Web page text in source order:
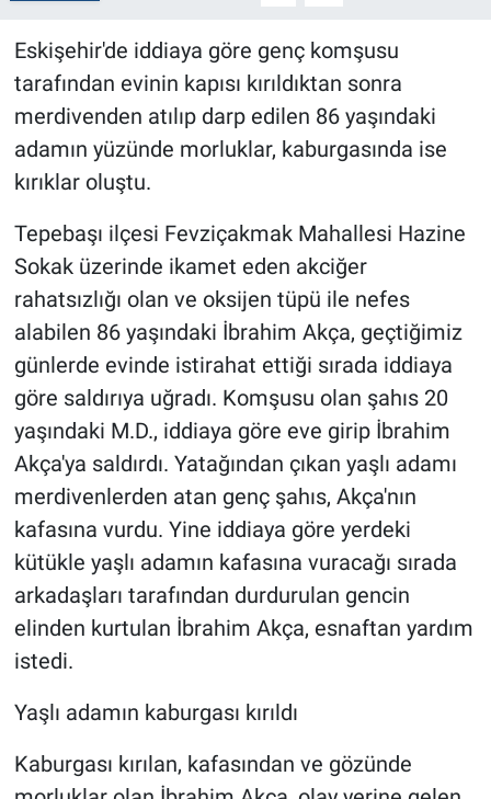
Eskişehir'de iddiaya göre genç komşusu
tarafından evinin kapısı kırıldıktan sonra
merdivenden atılıp darp edilen 86 yaşındaki
adamın yüzünde morluklar, kaburgasında ise
kırıklar oluştu.
Tepebaşı ilçesi Fevziçakmak Mahallesi Hazine
Sokak üzerinde ikamet eden akciğer
rahatsızlığı olan ve oksijen tüpü ile nefes
alabilen 86 yaşındaki İbrahim Akça, geçtiğimiz
günlerde evinde istirahat ettiği sırada iddiaya
göre saldırıya uğradı. Komşusu olan şahıs 20
yaşındaki M.D., iddiaya göre eve girip İbrahim
Akça'ya saldırdı. Yatağından çıkan yaşlı adamı
merdivenlerden atan genç şahıs, Akça'nın
kafasına vurdu. Yine iddiaya göre yerdeki
kütükle yaşlı adamın kafasına vuracağı sırada
arkadaşları tarafından durdurulan gencin
elinden kurtulan İbrahim Akça, esnaftan yardım
istedi.
Yaşlı adamın kaburgası kırıldı
Kaburgası kırılan, kafasından ve gözünde
Bilim ve Teknoloji